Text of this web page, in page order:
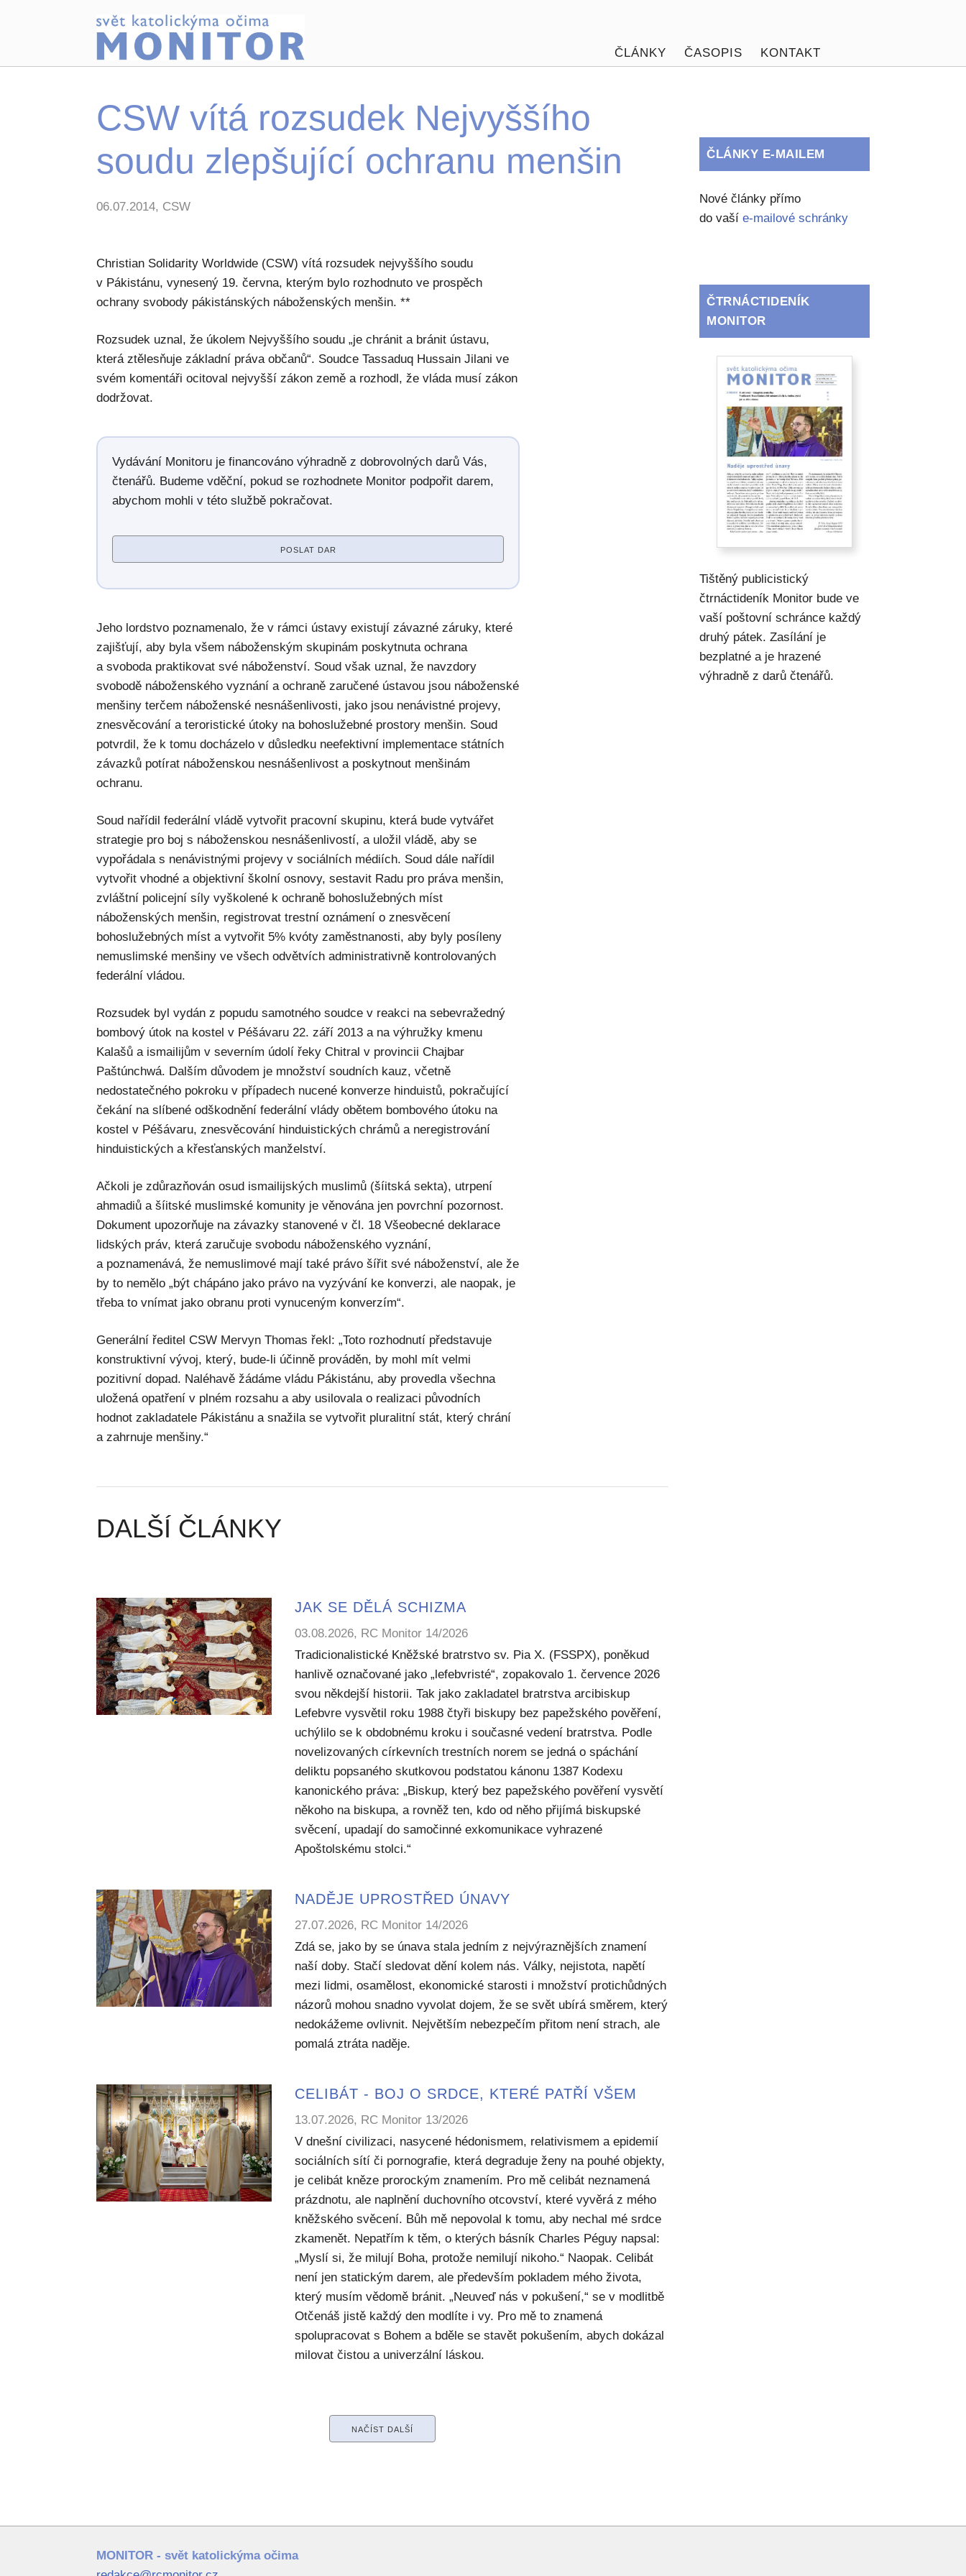
ČLÁNKY ČASOPIS KONTAKT
CSW vítá rozsudek Nejvyššího
soudu zlepšující ochranu menšin
06.07.2014, CSW
Christian Solidarity Worldwide (CSW) vítá rozsudek nejvyššího soudu
v Pákistánu, vynesený 19. června, kterým bylo rozhodnuto ve prospěch
ochrany svobody pákistánských náboženských menšin. **
Rozsudek uznal, že úkolem Nejvyššího soudu „je chránit a bránit ústavu,
která ztělesňuje základní práva občanů“. Soudce Tassaduq Hussain Jilani ve
svém komentáři ocitoval nejvyšší zákon země a rozhodl, že vláda musí zákon
dodržovat.
Vydávání Monitoru je financováno výhradně z dobrovolných darů Vás,
čtenářů. Budeme vděční, pokud se rozhodnete Monitor podpořit darem,
abychom mohli v této službě pokračovat.
POSLAT DAR
Jeho lordstvo poznamenalo, že v rámci ústavy existují závazné záruky, které
zajišťují, aby byla všem náboženským skupinám poskytnuta ochrana
a svoboda praktikovat své náboženství. Soud však uznal, že navzdory
svobodě náboženského vyznání a ochraně zaručené ústavou jsou náboženské
menšiny terčem náboženské nesnášenlivosti, jako jsou nenávistné projevy,
znesvěcování a teroristické útoky na bohoslužebné prostory menšin. Soud
potvrdil, že k tomu docházelo v důsledku neefektivní implementace státních
závazků potírat náboženskou nesnášenlivost a poskytnout menšinám
ochranu.
Soud nařídil federální vládě vytvořit pracovní skupinu, která bude vytvářet
strategie pro boj s náboženskou nesnášenlivostí, a uložil vládě, aby se
vypořádala s nenávistnými projevy v sociálních médiích. Soud dále nařídil
vytvořit vhodné a objektivní školní osnovy, sestavit Radu pro práva menšin,
zvláštní policejní síly vyškolené k ochraně bohoslužebných míst
náboženských menšin, registrovat trestní oznámení o znesvěcení
bohoslužebných míst a vytvořit 5% kvóty zaměstnanosti, aby byly posíleny
nemuslimské menšiny ve všech odvětvích administrativně kontrolovaných
federální vládou.
Rozsudek byl vydán z popudu samotného soudce v reakci na sebevražedný
bombový útok na kostel v Péšávaru 22. září 2013 a na výhružky kmenu
Kalašů a ismailijům v severním údolí řeky Chitral v provincii Chajbar
Paštúnchwá. Dalším důvodem je množství soudních kauz, včetně
nedostatečného pokroku v případech nucené konverze hinduistů, pokračující
čekání na slíbené odškodnění federální vlády obětem bombového útoku na
kostel v Péšávaru, znesvěcování hinduistických chrámů a neregistrování
hinduistických a křesťanských manželství.
Ačkoli je zdůrazňován osud ismailijských muslimů (šíitská sekta), utrpení
ahmadiů a šíitské muslimské komunity je věnována jen povrchní pozornost.
Dokument upozorňuje na závazky stanovené v čl. 18 Všeobecné deklarace
lidských práv, která zaručuje svobodu náboženského vyznání,
a poznamenává, že nemuslimové mají také právo šířit své náboženství, ale že
by to nemělo „být chápáno jako právo na vyzývání ke konverzi, ale naopak, je
třeba to vnímat jako obranu proti vynuceným konverzím“.
Generální ředitel CSW Mervyn Thomas řekl: „Toto rozhodnutí představuje
konstruktivní vývoj, který, bude-li účinně prováděn, by mohl mít velmi
pozitivní dopad. Naléhavě žádáme vládu Pákistánu, aby provedla všechna
uložená opatření v plném rozsahu a aby usilovala o realizaci původních
hodnot zakladatele Pákistánu a snažila se vytvořit pluralitní stát, který chrání
a zahrnuje menšiny.“
DALŠÍ ČLÁNKY
JAK SE DĚLÁ SCHIZMA
03.08.2026, RC Monitor 14/2026
Tradicionalistické Kněžské bratrstvo sv. Pia X. (FSSPX), poněkud
hanlivě označované jako „lefebvristé“, zopakovalo 1. července 2026
svou někdejší historii. Tak jako zakladatel bratrstva arcibiskup
Lefebvre vysvětil roku 1988 čtyři biskupy bez papežského pověření,
uchýlilo se k obdobnému kroku i současné vedení bratrstva. Podle
novelizovaných církevních trestních norem se jedná o spáchání
deliktu popsaného skutkovou podstatou kánonu 1387 Kodexu
kanonického práva: „Biskup, který bez papežského pověření vysvětí
někoho na biskupa, a rovněž ten, kdo od něho přijímá biskupské
svěcení, upadají do samočinné exkomunikace vyhrazené
Apoštolskému stolci.“
NADĚJE UPROSTŘED ÚNAVY
27.07.2026, RC Monitor 14/2026
Zdá se, jako by se únava stala jedním z nejvýraznějších znamení
naší doby. Stačí sledovat dění kolem nás. Války, nejistota, napětí
mezi lidmi, osamělost, ekonomické starosti i množství protichůdných
názorů mohou snadno vyvolat dojem, že se svět ubírá směrem, který
nedokážeme ovlivnit. Největším nebezpečím přitom není strach, ale
pomalá ztráta naděje.
CELIBÁT - BOJ O SRDCE, KTERÉ PATŘÍ VŠEM
13.07.2026, RC Monitor 13/2026
V dnešní civilizaci, nasycené hédonismem, relativismem a epidemií
sociálních sítí či pornografie, která degraduje ženy na pouhé objekty,
je celibát kněze prorockým znamením. Pro mě celibát neznamená
prázdnotu, ale naplnění duchovního otcovství, které vyvěrá z mého
kněžského svěcení. Bůh mě nepovolal k tomu, aby nechal mé srdce
zkamenět. Nepatřím k těm, o kterých básník Charles Péguy napsal:
„Myslí si, že milují Boha, protože nemilují nikoho.“ Naopak. Celibát
není jen statickým darem, ale především pokladem mého života,
který musím vědomě bránit. „Neuveď nás v pokušení,“ se v modlitbě
Otčenáš jistě každý den modlíte i vy. Pro mě to znamená
spolupracovat s Bohem a bděle se stavět pokušením, abych dokázal
milovat čistou a univerzální láskou.
NAČÍST DALŠÍ
ČLÁNKY E-MAILEM
Nové články přímo
do vašíe-mailové schránky
ČTRNÁCTIDENÍK
MONITOR
Tištěný publicistický
čtrnáctideník Monitor bude ve
vaší poštovní schránce každý
druhý pátek. Zasílání je
bezplatné a je hrazené
výhradně z darů čtenářů.
MONITOR - svět katolickýma očima